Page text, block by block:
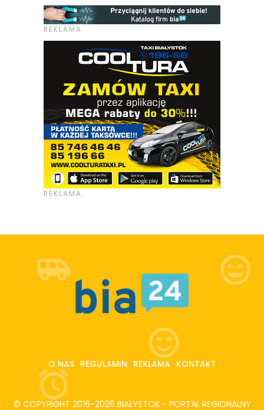
O NAS REGULAMIN REKLAMA KONTAKT
© COPYRIGHT 2016-2026 BIAŁYSTOK - PORTAL REGIONALNY